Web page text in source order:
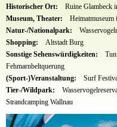
Historischer Ort:
Ruine Glambeck
Museum, Theater:
Heimatmuseum
Natur-/Nationalpark:
Shopping:
Altstadt Burg
Sonstige Sehenswürdigkeiten:
Fehmarnbeltquerung
(Sport-)Veranstaltung:
Surf
Tier-/Wildpark:
Strandcamping Wallnau